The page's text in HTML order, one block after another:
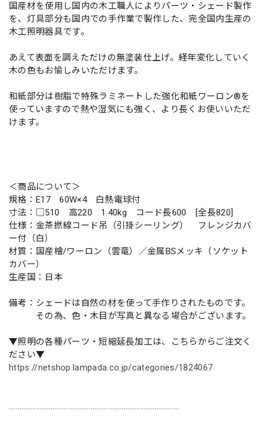
国産材を使用し国内の木工職人によりパーツ・シェード製作
を、灯具部分も国内での手作業で製作した、完全国内生産の
木工照明器具です。
あえて表面を調えただけの無塗装仕上げ。経年変化していく
木の色もお愉しみいただけます。
和紙部分は樹脂で特殊ラミネートした強化和紙ワーロン®を
使っていますので熱や湿気にも強く、より長くお使いいただ
けます。
＜商品について＞
規格：E17 60W×4 白熱電球付
寸法：□510 高220 1.40kg コード長600 [全長820]
仕様：金茶撚線コード吊（引掛シーリング） フレンジカバ
ー付（白）
材質：国産檜/ワーロン（雲竜）／金属BSメッキ（ソケット
カバー）
生産国：日本
備考：シェードは自然の材を使って手作りされたものです。
その為、色・木目が写真と異なる場合がございます。
▼照明の各種パーツ・短縮延長加工は、こちらからご注文く
ださい▼
https://netshop.lampada.co.jp/categories/1824067
…………………………………………………………………………………